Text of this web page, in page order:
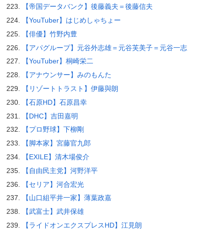
【帝国データバンク】後藤義夫＝後藤信夫
【YouTuber】はじめしゃちょー
【俳優】竹野内豊
【アパグループ】元谷外志雄＝元谷芙美子＝元谷一志
【YouTuber】桐崎栄二
【アナウンサー】みのもんた
【リゾートトラスト】伊藤與朗
【石原HD】石原昌幸
【DHC】吉田嘉明
【プロ野球】下柳剛
【脚本家】宮藤官九郎
【EXILE】清木場俊介
【自由民主党】河野洋平
【セリア】河合宏光
【山口組平井一家】薄葉政嘉
【武富士】武井保雄
【ライドオンエクスプレスHD】江見朗